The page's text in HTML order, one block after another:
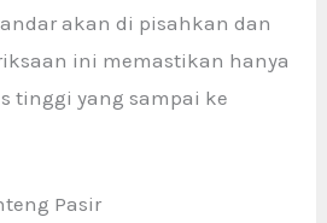
akan di pisahkan dan
ini memastikan hanya
tinggi yang sampai ke
Pasir